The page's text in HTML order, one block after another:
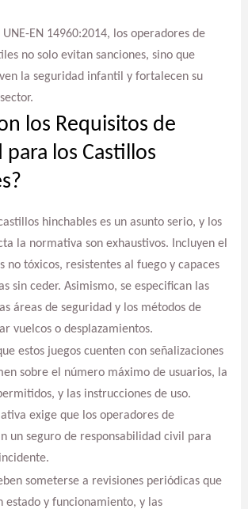
EN 14960:2014, los operadores de
no solo evitan sanciones, sino que
la seguridad infantil y fortalecen su
los Requisitos de
para los Castillos
hinchables es un asunto serio, y los
la normativa son exhaustivos. Incluyen el
no tóxicos, resistentes al fuego y capaces
sin ceder. Asimismo, se especifican las
áreas de seguridad y los métodos de
vuelcos o desplazamientos.
estos juegos cuenten con señalizaciones
sobre el número máximo de usuarios, la
y las instrucciones de uso.
exige que los operadores de
un seguro de responsabilidad civil para
someterse a revisiones periódicas que
estado y funcionamiento, y las